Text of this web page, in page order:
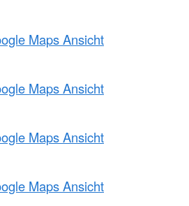
Maps Ansicht
Maps Ansicht
Maps Ansicht
Maps Ansicht